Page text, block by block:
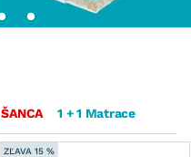
1 + 1 Matrace
ZĽAVA 15 %